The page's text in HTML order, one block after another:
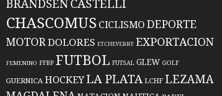
BRANDSENCASTELLI
CHASCOMUS CICLISMO DEPORTE
MOTORDOLORES ETCHEVERRY EXPORTACION
FEMENINO FFBP FUTBOL FUTSAL GLEW GOLF
GUERNICA HOCKEYLA PLATA LCHF LEZAMA